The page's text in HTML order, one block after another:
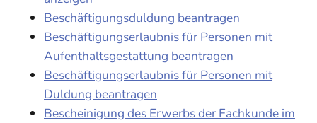
Beschäftigungsduldung beantragen
Beschäftigungserlaubnis für Personen mit
Aufenthaltsgestattung beantragen
Beschäftigungserlaubnis für Personen mit
Duldung beantragen
Bescheinigung des Erwerbs der Fachkunde im